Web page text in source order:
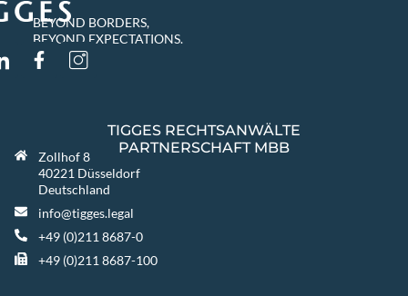
BEYOND BORDERS,
BEYOND EXPECTATIONS.
TIGGES RECHTSANWÄLTE
PARTNERSCHAFT MBB
Zollhof 8
40221 Düsseldorf
Deutschland
info@tigges.legal
+49 (0)211 8687-0
+49 (0)211 8687-100